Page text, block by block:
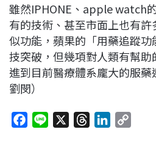
雖然IPHONE、apple watch
有的技術、甚至市面上也有
似功能，蘋果的「用藥追蹤
技突破，但幾項對人類有幫
進到目前醫療體系龐大的服
劉閔）